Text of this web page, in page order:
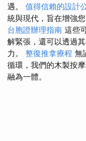
遇。 值得信賴的設計
統與現代，旨在增強
台胞證辦理指南 這些
解緊張，還可以透過
力。 整復推拿療程 無
循環，我們的木製按
融為一體。